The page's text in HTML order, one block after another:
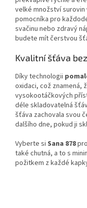
velké množství
pomocníka pro
svačinu nebo zdravý
budete mít čerstvou
Kvalitní šťáva
Díky technologii
oxidaci, což znamená,
vysokootáčkových
déle skladovatelná
šťáva zachovala svou
dalšího dne, pokud ji
Vyberte si Sana 878
také chutná, a to s
požitkem z každé